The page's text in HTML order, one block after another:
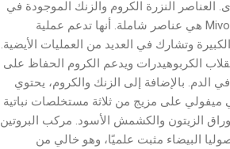
العناصر النزرة الكروم والزنك الموجودة في
استقلاب الكربوهيدرات Mivolis هي عناصر شاملة. أنها تدعم عملية
وتشارك في العديد من العمليات الأيضية.
الكربوهيدرات ويدعم الكروم الحفاظ على
الدم. بالإضافة إلى الزنك والكروم، يحتوي
ميفولي على مزيج من ثلاثة مستخلصات نباتية
الزيتون والكشمش الأسود. مركب البروتين
البيضاء مثبت علميًا، وهو خالي من